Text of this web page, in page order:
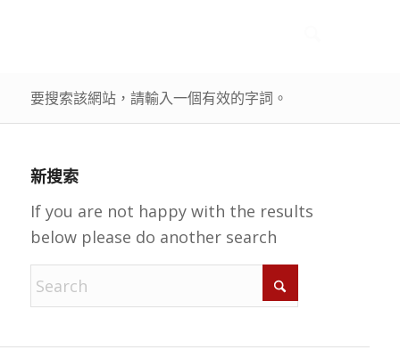
要搜索該網站，請輸入一個有效的字詞。
新搜索
If you are not happy with the results
below please do another search